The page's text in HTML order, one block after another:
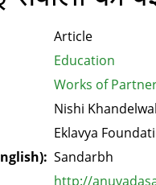
Article
Education
Works of
Nishi
Eklavya
Sandarbh
http://